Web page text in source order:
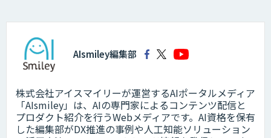
AIsmiley編集部
株式会社アイスマイリーが運営するAIポータルメディア
「AIsmiley」は、AIの専門家によるコンテンツ配信と
プロダクト紹介を行うWebメディアです。AI資格を保有
した編集部がDX推進の事例や人工知能ソリューション